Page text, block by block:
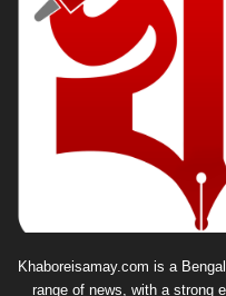
Khaboreisamay.com is a
range of news, with a strong